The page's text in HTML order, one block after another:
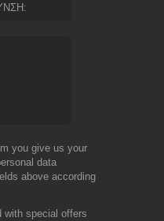
you give us your
data
above according
with special offers